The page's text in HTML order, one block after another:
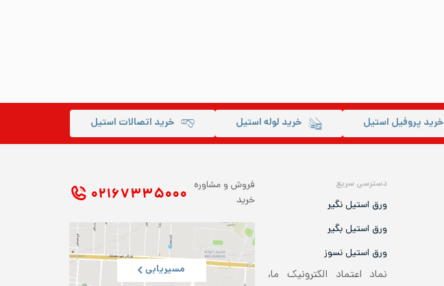
خرید پروفیل استیل خرید لوله استیل خرید اتصالات استیل
دسترسی سریع
ورق استیل نگیر
ورق استیل بگیر
ورق استیل نسوز
نماد اعتماد الکترونیک ما،
فروش و مشاوره
خرید
۰۲۱ ۶۷۳۳۵۰۰۰
مسیریابی